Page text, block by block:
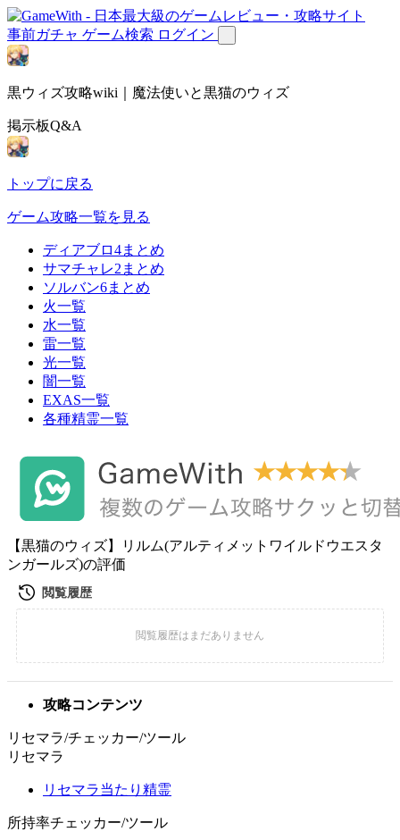
事前ガチャ ゲーム検索 ログイン
黒ウィズ攻略wiki｜魔法使いと黒猫のウィズ
掲示板Q&A
トップに戻る
ゲーム攻略一覧を見る
ディアブロ4まとめ
サマチャレ2まとめ
ソルバン6まとめ
火一覧
水一覧
雷一覧
光一覧
闇一覧
EXAS一覧
各種精霊一覧
【黒猫のウィズ】リルム(アルティメットワイルドウエスタ
ンガールズ)の評価
攻略コンテンツ
リセマラ/チェッカー/ツール
リセマラ
リセマラ当たり精霊
所持率チェッカー/ツール